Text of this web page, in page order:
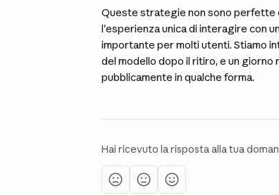
Queste strategie non sono perfette
l'esperienza unica di interagire con
importante per molti utenti. Stiamo
del modello dopo il ritiro, e un giorno
pubblicamente in qualche forma.
Hai ricevuto la risposta alla tua